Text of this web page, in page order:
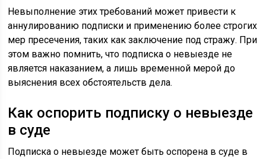
Невыполнение этих требований может привести к
аннулированию подписки и применению более строгих
мер пресечения, таких как заключение под стражу. При
этом важно помнить, что подписка о невыезде не
является наказанием, а лишь временной мерой до
выяснения всех обстоятельств дела.
Как оспорить подписку о невыезде
в суде
Подписка о невыезде может быть оспорена в суде в